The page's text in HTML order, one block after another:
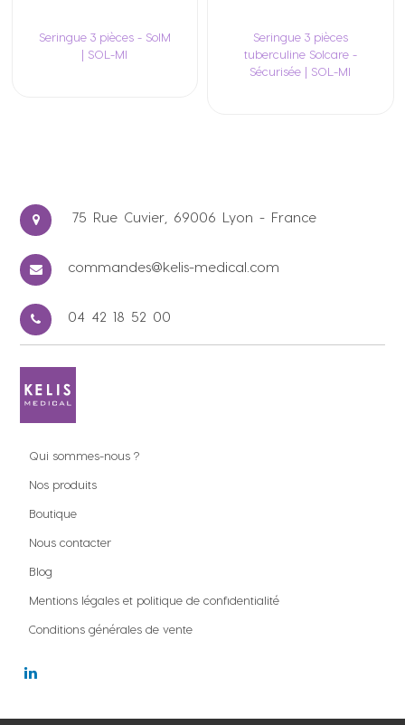
Seringue 3 pièces - SolM
| SOL-MI
Seringue 3 pièces
tuberculine Solcare -
Sécurisée | SOL-MI
75 Rue Cuvier, 69006 Lyon - France
commandes@kelis-medical.com
04 42 18 52 00
Qui sommes-nous ?
Nos produits
Boutique
Nous contacter
Blog
Mentions légales et politique de confidentialité
Conditions générales de vente